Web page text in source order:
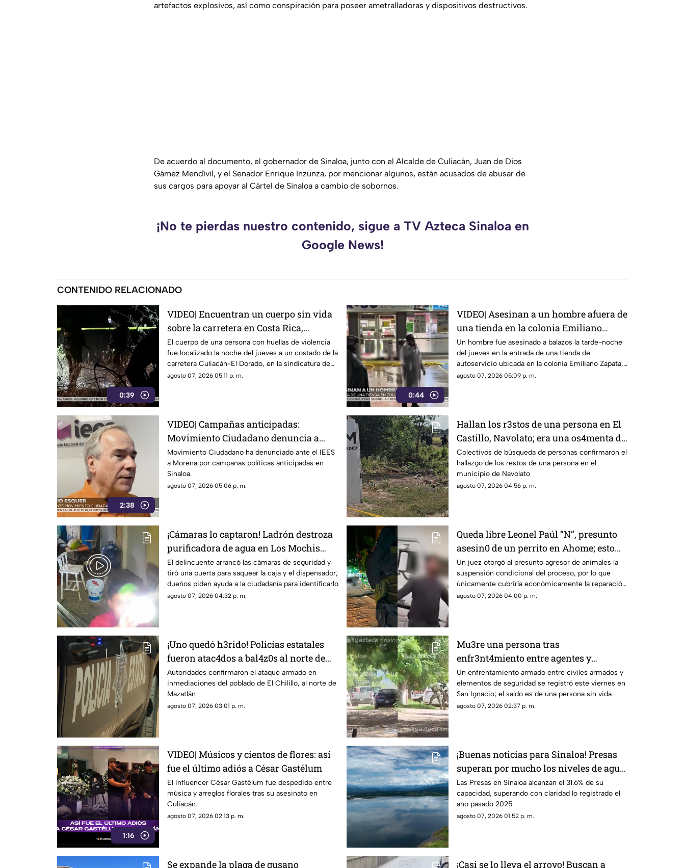
artefactos explosivos, así como conspiración para poseer ametralladoras y dispositivos destructivos.
De acuerdo al documento, el gobernador de Sinaloa, junto con el Alcalde de Culiacán, Juan de Dios
Gámez Mendívil, y el Senador Enrique Inzunza, por mencionar algunos, están acusados de abusar de
sus cargos para apoyar al Cártel de Sinaloa a cambio de sobornos.
¡No te pierdas nuestro contenido, sigue a TV Azteca Sinaloa en
Google News!
CONTENIDO RELACIONADO
0:39
VIDEO| Encuentran un cuerpo sin vida
sobre la carretera en Costa Rica,
Culiacán
El cuerpo de una persona con huellas de violencia
fue localizado la noche del jueves a un costado de la
carretera Culiacán-El Dorado, en la sindicatura de
Costa Rica, al sur de Culiacán.
agosto 07, 2026 05:11 p. m.
0:44
VIDEO| Asesinan a un hombre afuera de
una tienda en la colonia Emiliano
Zapata en Culiacán
Un hombre fue asesinado a balazos la tarde-noche
del jueves en la entrada de una tienda de
autoservicio ubicada en la colonia Emiliano Zapata,
en Culiacán.
agosto 07, 2026 05:09 p. m.
2:38
VIDEO| Campañas anticipadas:
Movimiento Ciudadano denuncia a
Morena en Sinaloa
Movimiento Ciudadano ha denunciado ante el IEES
a Morena por campañas políticas anticipadas en
Sinaloa.
agosto 07, 2026 05:06 p. m.
Hallan los r3stos de una persona en El
Castillo, Navolato; era una os4menta de
la cintura hacia abajo
Colectivos de búsqueda de personas confirmaron el
hallazgo de los restos de una persona en el
municipio de Navolato
agosto 07, 2026 04:56 p. m.
¡Cámaras lo captaron! Ladrón destroza
purificadora de agua en Los Mochis
para robar las ganancias
El delincuente arrancó las cámaras de seguridad y
tiró una puerta para saquear la caja y el dispensador;
dueños piden ayuda a la ciudadanía para identificarlo
agosto 07, 2026 04:32 p. m.
Queda libre Leonel Paúl “N”, presunto
asesin0 de un perrito en Ahome; esto
habría pagado
Un juez otorgó al presunto agresor de animales la
suspensión condicional del proceso, por lo que
únicamente cubriría económicamente la reparación
del daño
agosto 07, 2026 04:00 p. m.
¡Uno quedó h3rido! Policías estatales
fueron atac4dos a bal4z0s al norte de
Mazatlán
Autoridades confirmaron el ataque armado en
inmediaciones del poblado de El Chilillo, al norte de
Mazatlán
agosto 07, 2026 03:01 p. m.
Mu3re una persona tras
enfr3nt4miento entre agentes y
delincuentes en Coyotitán, San Ignacio
Un enfrentamiento armado entre civiles armados y
elementos de seguridad se registró este viernes en
San Ignacio; el saldo es de una persona sin vida
agosto 07, 2026 02:37 p. m.
1:16
VIDEO| Músicos y cientos de flores: así
fue el último adiós a César Gastélum
El influencer César Gastélum fue despedido entre
música y arreglos florales tras su asesinato en
Culiacán.
agosto 07, 2026 02:13 p. m.
¡Buenas noticias para Sinaloa! Presas
superan por mucho los niveles de agua
del 2025
Las Presas en Sinaloa alcanzan el 31.6% de su
capacidad, superando con claridad lo registrado el
año pasado 2025
agosto 07, 2026 01:52 p. m.
Se expande la plaga de gusano ¡Casi se lo lleva el arroyo! Buscan a